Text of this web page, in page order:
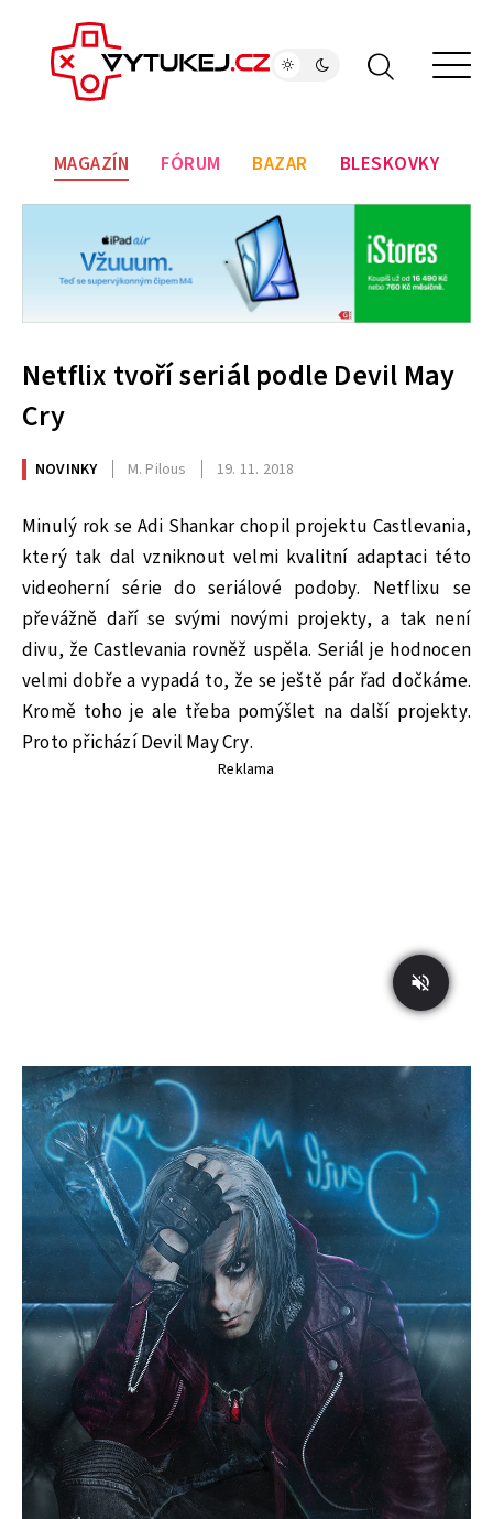
MAGAZÍN FÓRUM BAZAR BLESKOVKY
Netflix tvoří seriál podle Devil May
Cry
NOVINKY M. Pilous 19. 11. 2018
Minulý rok se Adi Shankar chopil projektu Castlevania,
který tak dal vzniknout velmi kvalitní adaptaci této
videoherní série do seriálové podoby. Netflixu se
převážně daří se svými novými projekty, a tak není
divu, že Castlevania rovněž uspěla. Seriál je hodnocen
velmi dobře a vypadá to, že se ještě pár řad dočkáme.
Kromě toho je ale třeba pomýšlet na další projekty.
Proto přichází Devil May Cry.
Reklama